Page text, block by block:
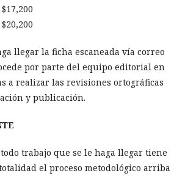
llegar la ficha escaneada vía correo
por parte del equipo editorial en
a realizar las revisiones ortográficas
y publicación.
trabajo que se le haga llegar tiene
el proceso metodológico arriba